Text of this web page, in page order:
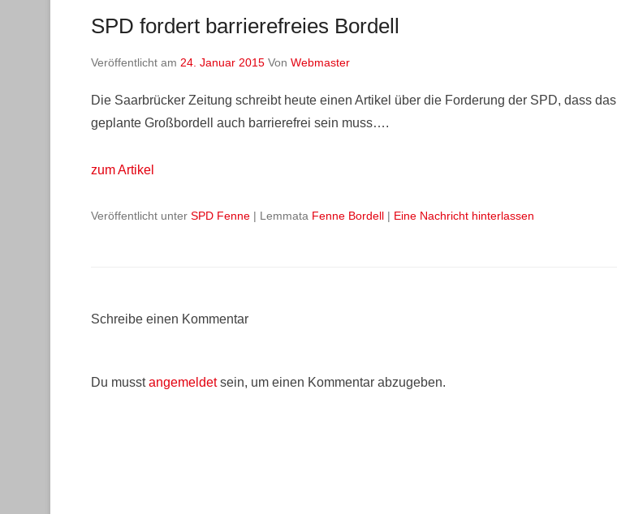
SPD fordert barrierefreies Bordell
Veröffentlicht am 24. Januar 2015 Von Webmaster
Die Saarbrücker Zeitung schreibt heute einen Artikel über die Forderung der SPD, dass das
geplante Großbordell auch barrierefrei sein muss….
zum Artikel
Veröffentlicht unter SPD Fenne | Lemmata Fenne Bordell | Eine Nachricht hinterlassen
Schreibe einen Kommentar
Du musstangemeldetsein, um einen Kommentar abzugeben.